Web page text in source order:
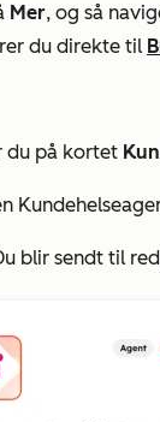
Mer, og så
du direkte til
du på kortet
blir sendt til